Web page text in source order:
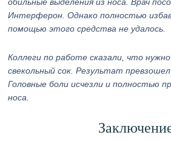
Интерферон. Однако полностью
помощью этого средства не удалось.
Коллеги по работе сказали, что
свекольный сок. Результат
Головные боли исчезли и полностью
носа.